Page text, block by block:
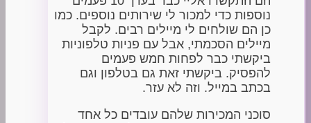
נוספות כדי למכור לי שירותים נוספים. כמו
כן הם שולחים לי מיילים רבים. לקבל
מיילים הסכמתי, אבל עם פניות טלפוניות
ביקשתי כבר לפחות חמש פעמים
להפסיק. ביקשתי זאת גם בטלפון וגם
בכתב במייל. וזה לא עזר.
סוכני המכירות שלהם עובדים כל אחד